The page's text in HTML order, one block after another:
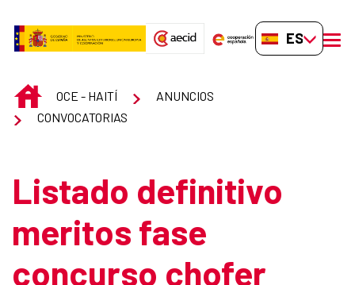
ES-ES
INICIOOCE - HAITÍ
ANUNCIOS
CONVOCATORIAS
Listado definitivo
meritos fase
concurso chofer